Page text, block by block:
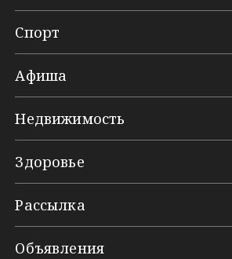
Спорт
Афиша
Недвижимость
Здоровье
Рассылка
Объявления